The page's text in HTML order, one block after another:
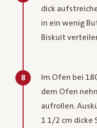
dick
in ein wenig
Biskuit
8
Im Ofen bei
dem Ofen
aufrollen.
1 1/2 cm dicke